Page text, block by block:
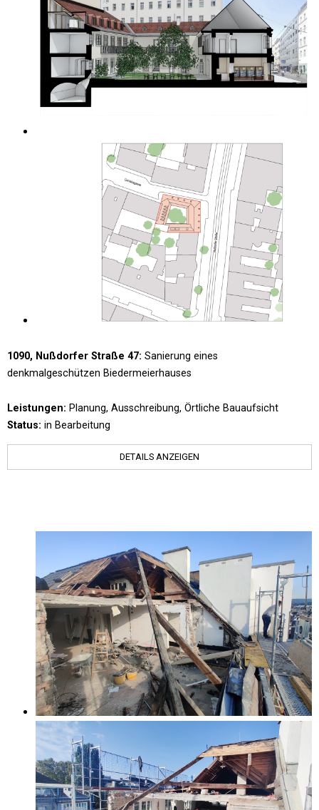
1090, Nußdorfer Straße 47: Sanierung eines
denkmalgeschützen Biedermeierhauses
Leistungen: Planung, Ausschreibung, Örtliche Bauaufsicht
Status: in Bearbeitung
DETAILS ANZEIGEN